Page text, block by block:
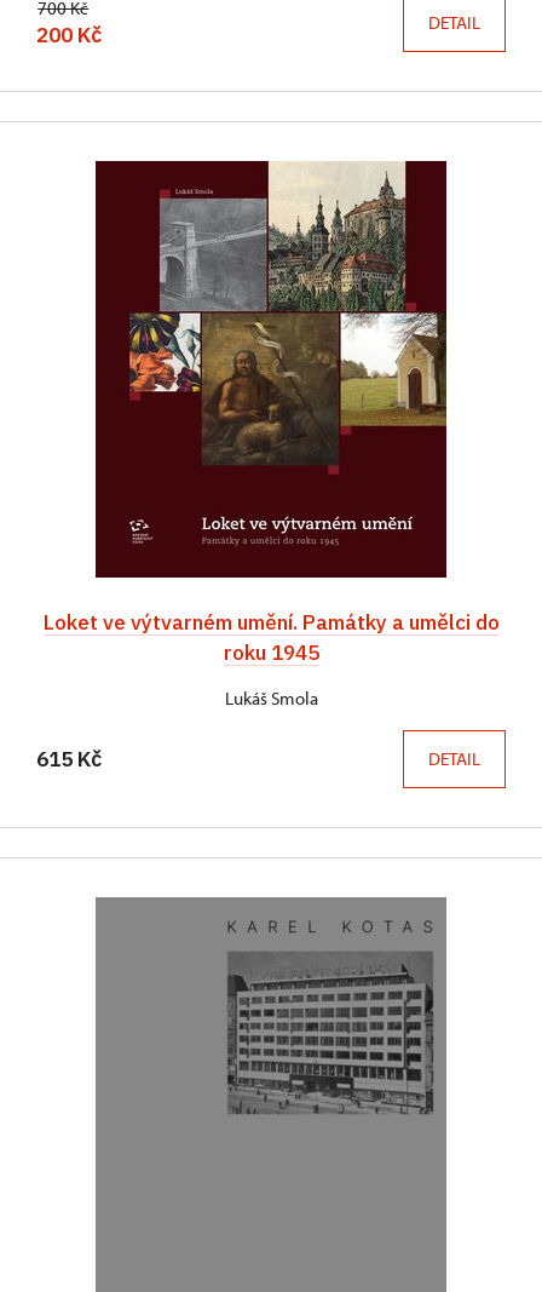
700 Kč
200 Kč DETAIL
Loket ve výtvarném umění. Památky a umělci do
roku 1945
Lukáš Smola
615 Kč DETAIL